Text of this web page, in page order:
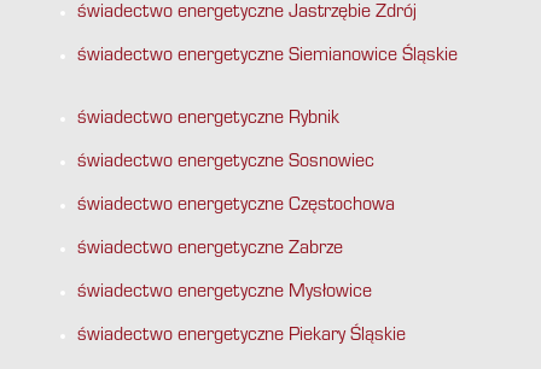
świadectwo energetyczne Jastrzębie Zdrój
świadectwo energetyczne Siemianowice Śląskie
świadectwo energetyczne Rybnik
świadectwo energetyczne Sosnowiec
świadectwo energetyczne Częstochowa
świadectwo energetyczne Zabrze
świadectwo energetyczne Mysłowice
świadectwo energetyczne Piekary Śląskie